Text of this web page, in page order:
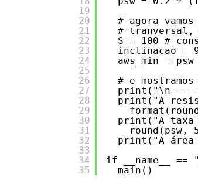
19
20
21
22
23
24
25
26
27
28
29
30
31
32
33
34
35
# agora
# tranversal,
S = 100 #
inclinacao =
aws_min =
# e
print("A
print("A taxa
round(psw,
print("A área
if __name__ ==
main()